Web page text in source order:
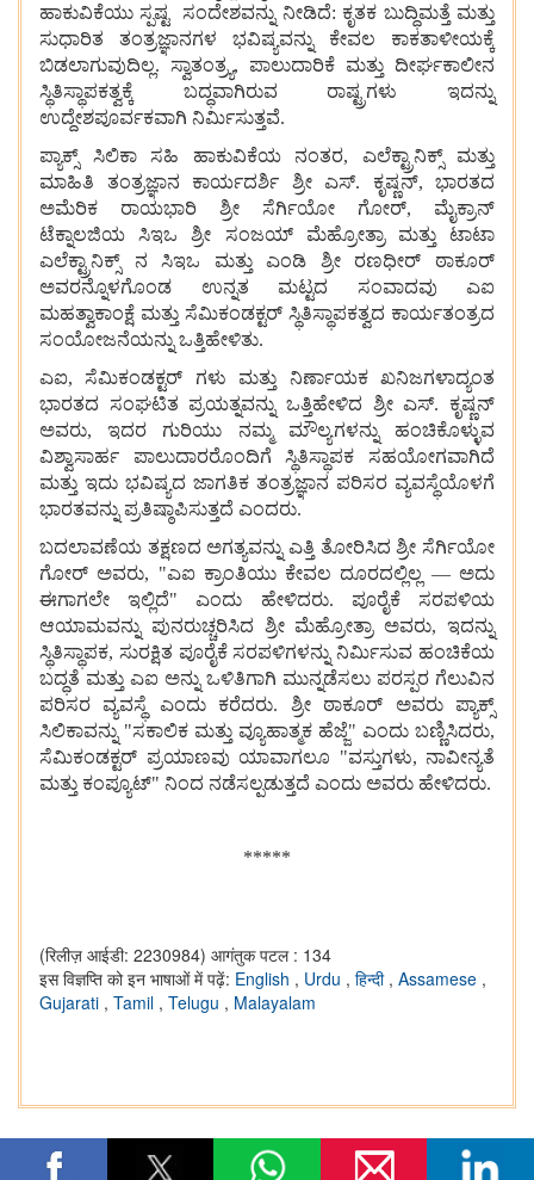
ಹಾಕುವಿಕೆಯು ಸ್ಪಷ್ಟ ಸಂದೇಶವನ್ನು ನೀಡಿದೆ: ಕೃತಕ ಬುದ್ಧಿಮತ್ತೆ ಮತ್ತು
ಸುಧಾರಿತ ತಂತ್ರಜ್ಞಾನಗಳ ಭವಿಷ್ಯವನ್ನು ಕೇವಲ ಕಾಕತಾಳೀಯಕ್ಕೆ
ಬಿಡಲಾಗುವುದಿಲ್ಲ. ಸ್ವಾತಂತ್ರ್ಯ, ಪಾಲುದಾರಿಕೆ ಮತ್ತು ದೀರ್ಘಕಾಲೀನ
ಸ್ಥಿತಿಸ್ಥಾಪಕತ್ವಕ್ಕೆ ಬದ್ಧವಾಗಿರುವ ರಾಷ್ಟ್ರಗಳು ಇದನ್ನು
ಉದ್ದೇಶಪೂರ್ವಕವಾಗಿ ನಿರ್ಮಿಸುತ್ತವೆ.
ಪ್ಯಾಕ್ಸ್ ಸಿಲಿಕಾ ಸಹಿ ಹಾಕುವಿಕೆಯ ನಂತರ, ಎಲೆಕ್ಟ್ರಾನಿಕ್ಸ್ ಮತ್ತು
ಮಾಹಿತಿ ತಂತ್ರಜ್ಞಾನ ಕಾರ್ಯದರ್ಶಿ ಶ್ರೀ ಎಸ್. ಕೃಷ್ಣನ್, ಭಾರತದ
ಅಮೆರಿಕ ರಾಯಭಾರಿ ಶ್ರೀ ಸೆರ್ಗಿಯೋ ಗೋರ್, ಮೈಕ್ರಾನ್
ಟೆಕ್ನಾಲಜಿಯ ಸಿಇಒ ಶ್ರೀ ಸಂಜಯ್ ಮೆಹ್ರೋತ್ರಾ ಮತ್ತು ಟಾಟಾ
ಎಲೆಕ್ಟ್ರಾನಿಕ್ಸ್‌ ನ ಸಿಇಒ ಮತ್ತು ಎಂಡಿ ಶ್ರೀ ರಣಧೀರ್ ಠಾಕೂರ್
ಅವರನ್ನೊಳಗೊಂಡ ಉನ್ನತ ಮಟ್ಟದ ಸಂವಾದವು ಎಐ
ಮಹತ್ವಾಕಾಂಕ್ಷೆ ಮತ್ತು ಸೆಮಿಕಂಡಕ್ಟರ್ ಸ್ಥಿತಿಸ್ಥಾಪಕತ್ವದ ಕಾರ್ಯತಂತ್ರದ
ಸಂಯೋಜನೆಯನ್ನು ಒತ್ತಿಹೇಳಿತು.
ಎಐ, ಸೆಮಿಕಂಡಕ್ಟರ್‌ ಗಳು ಮತ್ತು ನಿರ್ಣಾಯಕ ಖನಿಜಗಳಾದ್ಯಂತ
ಭಾರತದ ಸಂಘಟಿತ ಪ್ರಯತ್ನವನ್ನು ಒತ್ತಿಹೇಳಿದ ಶ್ರೀ ಎಸ್. ಕೃಷ್ಣನ್
ಅವರು, ಇದರ ಗುರಿಯು ನಮ್ಮ ಮೌಲ್ಯಗಳನ್ನು ಹಂಚಿಕೊಳ್ಳುವ
ವಿಶ್ವಾಸಾರ್ಹ ಪಾಲುದಾರರೊಂದಿಗೆ ಸ್ಥಿತಿಸ್ಥಾಪಕ ಸಹಯೋಗವಾಗಿದೆ
ಮತ್ತು ಇದು ಭವಿಷ್ಯದ ಜಾಗತಿಕ ತಂತ್ರಜ್ಞಾನ ಪರಿಸರ ವ್ಯವಸ್ಥೆಯೊಳಗೆ
ಭಾರತವನ್ನು ಪ್ರತಿಷ್ಠಾಪಿಸುತ್ತದೆ ಎಂದರು.
ಬದಲಾವಣೆಯ ತಕ್ಷಣದ ಅಗತ್ಯವನ್ನು ಎತ್ತಿ ತೋರಿಸಿದ ಶ್ರೀ ಸೆರ್ಗಿಯೋ
ಗೋರ್ ಅವರು, "ಎಐ ಕ್ರಾಂತಿಯು ಕೇವಲ ದೂರದಲ್ಲಿಲ್ಲ — ಅದು
ಈಗಾಗಲೇ ಇಲ್ಲಿದೆ" ಎಂದು ಹೇಳಿದರು. ಪೂರೈಕೆ ಸರಪಳಿಯ
ಆಯಾಮವನ್ನು ಪುನರುಚ್ಚರಿಸಿದ ಶ್ರೀ ಮೆಹ್ರೋತ್ರಾ ಅವರು, ಇದನ್ನು
ಸ್ಥಿತಿಸ್ಥಾಪಕ, ಸುರಕ್ಷಿತ ಪೂರೈಕೆ ಸರಪಳಿಗಳನ್ನು ನಿರ್ಮಿಸುವ ಹಂಚಿಕೆಯ
ಬದ್ಧತೆ ಮತ್ತು ಎಐ ಅನ್ನು ಒಳಿತಿಗಾಗಿ ಮುನ್ನಡೆಸಲು ಪರಸ್ಪರ ಗೆಲುವಿನ
ಪರಿಸರ ವ್ಯವಸ್ಥೆ ಎಂದು ಕರೆದರು. ಶ್ರೀ ಠಾಕೂರ್ ಅವರು ಪ್ಯಾಕ್ಸ್
ಸಿಲಿಕಾವನ್ನು "ಸಕಾಲಿಕ ಮತ್ತು ವ್ಯೂಹಾತ್ಮಕ ಹೆಜ್ಜೆ" ಎಂದು ಬಣ್ಣಿಸಿದರು,
ಸೆಮಿಕಂಡಕ್ಟರ್ ಪ್ರಯಾಣವು ಯಾವಾಗಲೂ "ವಸ್ತುಗಳು, ನಾವೀನ್ಯತೆ
ಮತ್ತು ಕಂಪ್ಯೂಟ್" ನಿಂದ ನಡೆಸಲ್ಪಡುತ್ತದೆ ಎಂದು ಅವರು ಹೇಳಿದರು.
*****
(रिलीज़ आईडी: 2230984) आगंतुक पटल : 134
इस विज्ञप्ति को इन भाषाओं में पढ़ें: English , Urdu , हिन्दी , Assamese ,
Gujarati , Tamil , Telugu , Malayalam